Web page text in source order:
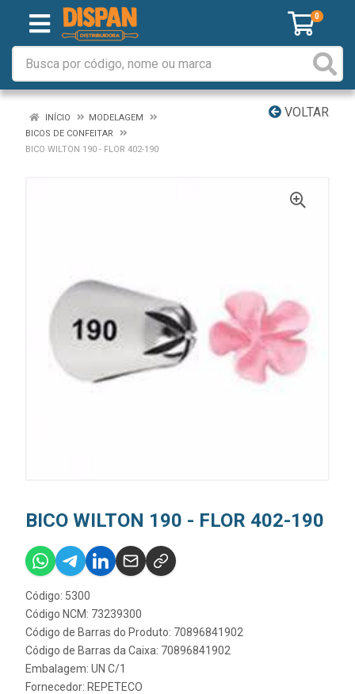
0
VOLTAR
INÍCIO
MODELAGEM
BICOS DE CONFEITAR
BICO WILTON 190 - FLOR 402-190
BICO WILTON 190 - FLOR 402-190
Código: 5300
Código NCM: 73239300
Código de Barras do Produto: 70896841902
Código de Barras da Caixa: 70896841902
Embalagem: UN C/1
Fornecedor: REPETECO